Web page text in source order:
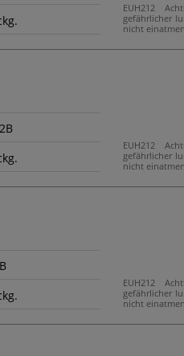
EUH212
gefährlicher
nicht
EUH212
gefährlicher
nicht
EUH212
gefährlicher
nicht